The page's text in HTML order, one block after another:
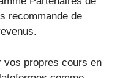
recommande de
vos propres cours en